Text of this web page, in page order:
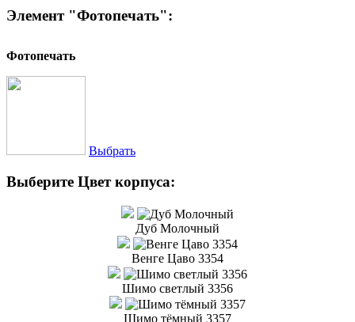
Элемент "Фотопечать":
Фотопечать
Выбрать
Выберите Цвет корпуса:
Дуб Молочный
Венге Цаво 3354
Шимо светлый 3356
Шимо тёмный 3357